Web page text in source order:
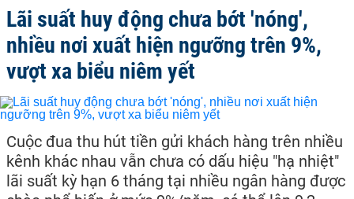
Lãi suất huy động chưa bớt 'nóng',
nhiều nơi xuất hiện ngưỡng trên 9%,
vượt xa biểu niêm yết
Cuộc đua thu hút tiền gửi khách hàng trên nhiều
kênh khác nhau vẫn chưa có dấu hiệu "hạ nhiệt"
lãi suất kỳ hạn 6 tháng tại nhiều ngân hàng được